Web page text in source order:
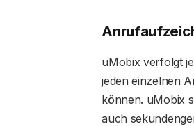
uMobix verfolgt
jeden einzelnen
können. uMobix
auch